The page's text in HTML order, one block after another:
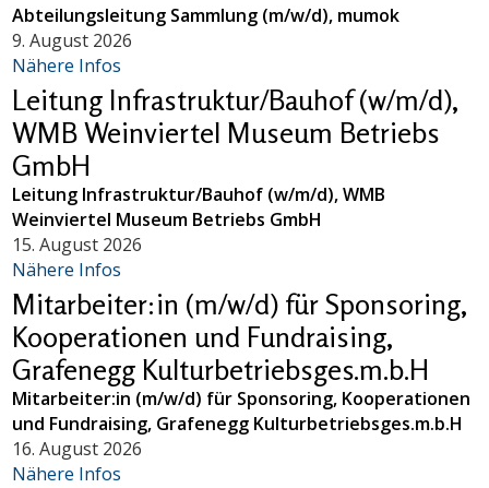
Abteilungsleitung Sammlung (m/w/d), mumok
9. August 2026
Nähere Infos
Leitung Infrastruktur/Bauhof (w/m/d),
WMB Weinviertel Museum Betriebs
GmbH
Leitung Infrastruktur/Bauhof (w/m/d), WMB
Weinviertel Museum Betriebs GmbH
15. August 2026
Nähere Infos
Mitarbeiter:in (m/w/d) für Sponsoring,
Kooperationen und Fundraising,
Grafenegg Kulturbetriebsges.m.b.H
Mitarbeiter:in (m/w/d) für Sponsoring, Kooperationen
und Fundraising, Grafenegg Kulturbetriebsges.m.b.H
16. August 2026
Nähere Infos